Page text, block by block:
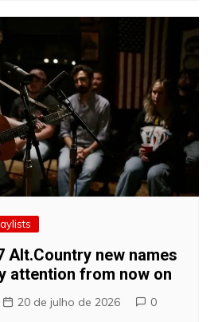
Alt.Country new names
attention from now on
20 de julho de 2026 0